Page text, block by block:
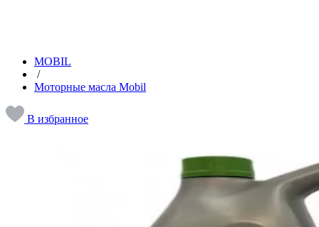
MOBIL
/
Моторные масла Mobil
В избранное